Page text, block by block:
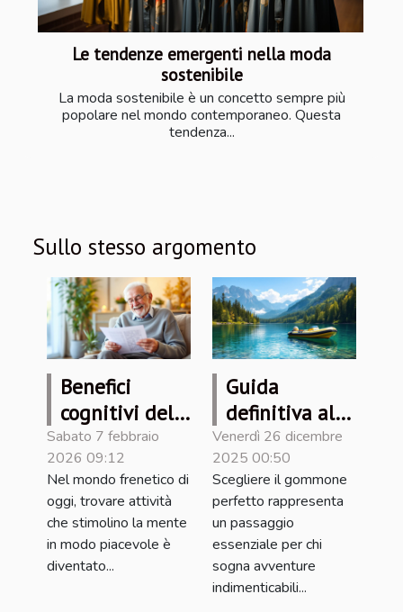
Le tendenze emergenti nella moda
sostenibile
La moda sostenibile è un concetto sempre più
popolare nel mondo contemporaneo. Questa
tendenza...
Sullo stesso argomento
Benefici
cognitivi del
quotidiano
gioco con le
parole
incrociate
Sabato 7 febbraio
2026 09:12
Nel mondo frenetico di
oggi, trovare attività
che stimolino la mente
in modo piacevole è
diventato...
Guida
definitiva alla
scelta del
gommone
perfetto per
le tue
avventure
Venerdì 26 dicembre
2025 00:50
Scegliere il gommone
perfetto rappresenta
un passaggio
essenziale per chi
sogna avventure
indimenticabili...